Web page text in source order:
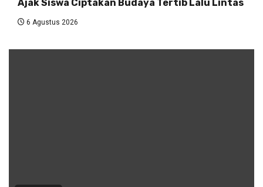
Ajak Siswa Ciptakan Budaya Tertib Lalu Lintas
6 Agustus 2026